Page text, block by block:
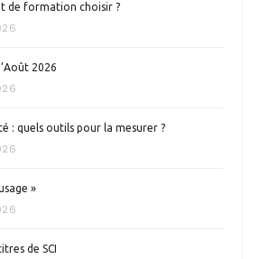
de formation choisir ?
2026
: quels outils pour la mesurer ?
»
de SCI